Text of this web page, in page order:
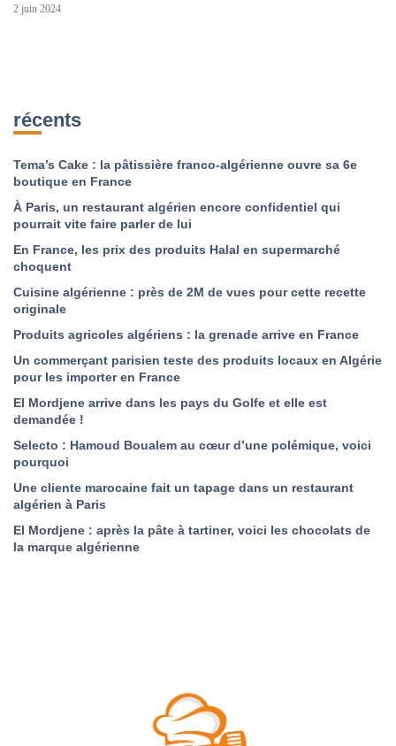
2 juin 2024
récents
Tema’s Cake : la pâtissière franco-algérienne ouvre sa 6e
boutique en France
À Paris, un restaurant algérien encore confidentiel qui
pourrait vite faire parler de lui
En France, les prix des produits Halal en supermarché
choquent
Cuisine algérienne : près de 2M de vues pour cette recette
originale
Produits agricoles algériens : la grenade arrive en France
Un commerçant parisien teste des produits locaux en Algérie
pour les importer en France
El Mordjene arrive dans les pays du Golfe et elle est
demandée !
Selecto : Hamoud Boualem au cœur d’une polémique, voici
pourquoi
Une cliente marocaine fait un tapage dans un restaurant
algérien à Paris
El Mordjene : après la pâte à tartiner, voici les chocolats de
la marque algérienne